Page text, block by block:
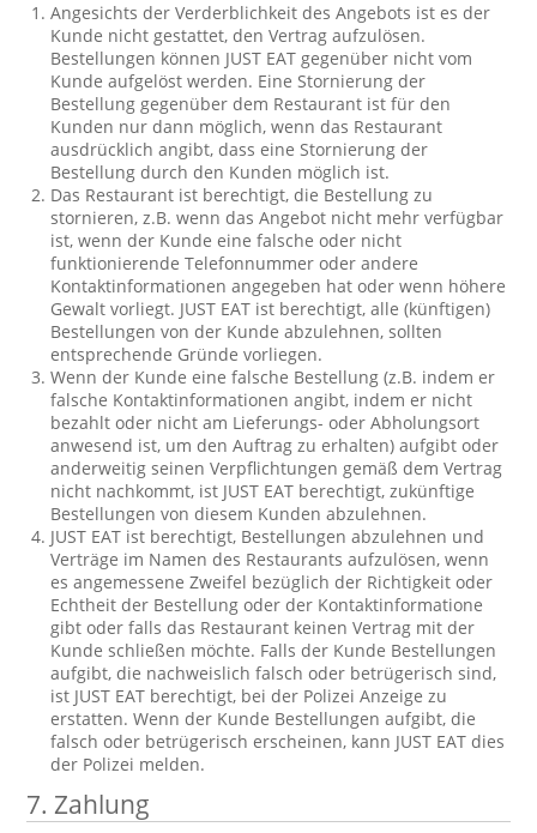
Angesichts der Verderblichkeit des Angebots ist es der
Kunde nicht gestattet, den Vertrag aufzulösen.
Bestellungen können JUST EAT gegenüber nicht vom
Kunde aufgelöst werden. Eine Stornierung der
Bestellung gegenüber dem Restaurant ist für den
Kunden nur dann möglich, wenn das Restaurant
ausdrücklich angibt, dass eine Stornierung der
Bestellung durch den Kunden möglich ist.
Das Restaurant ist berechtigt, die Bestellung zu
stornieren, z.B. wenn das Angebot nicht mehr verfügbar
ist, wenn der Kunde eine falsche oder nicht
funktionierende Telefonnummer oder andere
Kontaktinformationen angegeben hat oder wenn höhere
Gewalt vorliegt. JUST EAT ist berechtigt, alle (künftigen)
Bestellungen von der Kunde abzulehnen, sollten
entsprechende Gründe vorliegen.
Wenn der Kunde eine falsche Bestellung (z.B. indem er
falsche Kontaktinformationen angibt, indem er nicht
bezahlt oder nicht am Lieferungs- oder Abholungsort
anwesend ist, um den Auftrag zu erhalten) aufgibt oder
anderweitig seinen Verpflichtungen gemäß dem Vertrag
nicht nachkommt, ist JUST EAT berechtigt, zukünftige
Bestellungen von diesem Kunden abzulehnen.
JUST EAT ist berechtigt, Bestellungen abzulehnen und
Verträge im Namen des Restaurants aufzulösen, wenn
es angemessene Zweifel bezüglich der Richtigkeit oder
Echtheit der Bestellung oder der Kontaktinformatione
gibt oder falls das Restaurant keinen Vertrag mit der
Kunde schließen möchte. Falls der Kunde Bestellungen
aufgibt, die nachweislich falsch oder betrügerisch sind,
ist JUST EAT berechtigt, bei der Polizei Anzeige zu
erstatten. Wenn der Kunde Bestellungen aufgibt, die
falsch oder betrügerisch erscheinen, kann JUST EAT dies
der Polizei melden.
7.Zahlung